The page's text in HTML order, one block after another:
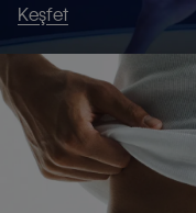
Keşfet